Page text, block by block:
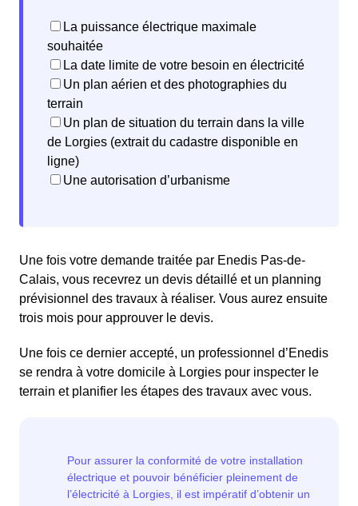
La puissance électrique maximale
souhaitée
La date limite de votre besoin en électricité
Un plan aérien et des photographies du
terrain
Un plan de situation du terrain dans la ville
de Lorgies (extrait du cadastre disponible en
ligne)
Une autorisation d’urbanisme
Une fois votre demande traitée par Enedis Pas-de-
Calais, vous recevrez un devis détaillé et un planning
prévisionnel des travaux à réaliser. Vous aurez ensuite
trois mois pour approuver le devis.
Une fois ce dernier accepté, un professionnel d’Enedis
se rendra à votre domicile à Lorgies pour inspecter le
terrain et planifier les étapes des travaux avec vous.